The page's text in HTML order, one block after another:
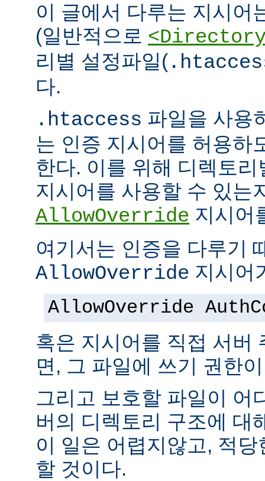
이 글에서 다루는 지시어
(일반적으로
리별 설정파일(
다.
.htaccess 파일을 사용
는 인증 지시어를 허용하
한다. 이를 위해 디렉토
지시어를 사용할 수 있는
AllowOverride 지시어
여기서는 인증을 다루기
AllowOverride 지시어
AllowOverride
혹은 지시어를 직접 서버
면, 그 파일에 쓰기 권한
그리고 보호할 파일이 어
버의 디렉토리 구조에 대
이 일은 어렵지않고, 적
할 것이다.